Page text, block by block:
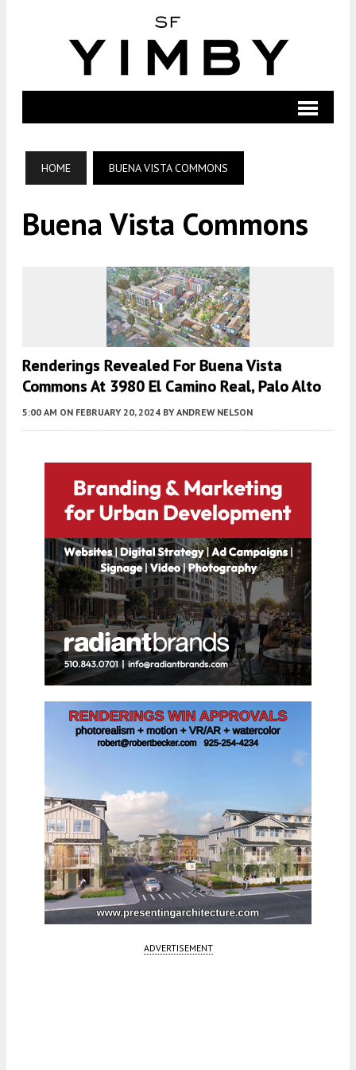
HOME BUENA VISTA COMMONS
Buena Vista Commons
Renderings Revealed For Buena Vista
Commons At 3980 El Camino Real, Palo Alto
5:00 AM ON FEBRUARY 20, 2024 BY ANDREW NELSON
ADVERTISEMENT